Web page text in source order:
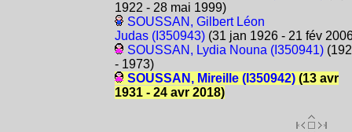
1922 - 28 mai 1999)
SOUSSAN, Gilbert Léon
Judas (I350943)(31 jan 1926 - 21 fév
SOUSSAN, Lydia Nouna (I350941)
- 1973)
SOUSSAN, Mireille (I350942)(13 avr
1931 - 24 avr 2018)